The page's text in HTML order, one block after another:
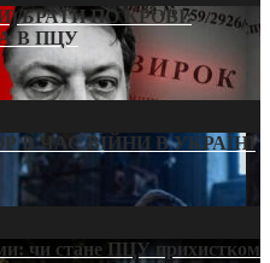
БРАТИ ПО КРОВІ:
В ПЦУ
ЧАС ВІЙНИ В УКРАЇНІ
чи стане ПЦУ прихистком